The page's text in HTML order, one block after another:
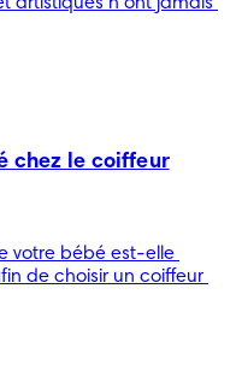
chez le coiffeur
votre bébé est-elle
de choisir un coiffeur